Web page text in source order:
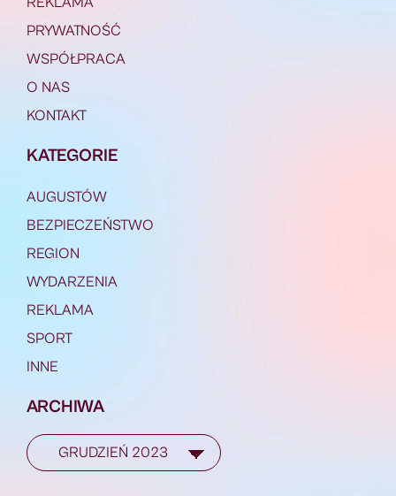
PRYWATNOŚĆ
WSPÓŁPRACA
O NAS
KONTAKT
KATEGORIE
AUGUSTÓW
BEZPIECZEŃSTWO
REGION
WYDARZENIA
REKLAMA
SPORT
INNE
ARCHIWA